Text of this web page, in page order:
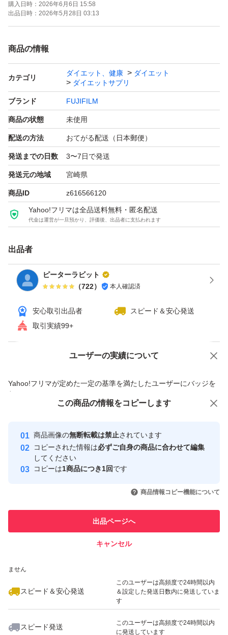
お値段下げは、申し訳ありませんが、
お受けしておりません。
購入日時： 2026年6月6日 15:58
出品日時： 2026年5月28日 03:13
商品の情報
カテゴリ
ダイエット、健康
ダイエット
ダイエットサプリ
ブランド FUJIFILM
商品の状態 未使用
配送の方法 おてがる配送（日本郵便）
発送までの日数 3〜7日で発送
発送元の地域 宮崎県
商品ID z616566120
Yahoo!フリマは全品送料無料・匿名配送
代金は運営が一旦預かり、評価後、出品者に支払われます
出品者
ピーターラビット
（722） 本人確認済
安心取引出品者
スピード＆安心発送
取引実績99+
ユーザーの実績について
Yahoo!フリマが定めた一定の基準を満たしたユーザーにバッジを
付与しています
安心取引出品者
心・安全なユーザーです
取引実績
引を完了させた実績があります
での取引実績があります
ません
スピード＆安心発送
このユーザーは高頻度で24時間以内
＆設定した発送日数内に発送していま
す
スピード発送
このユーザーは高頻度で24時間以内
に発送しています
価格の相談 商品への質問
この商品の情報をコピーします
商品画像の無断転載は禁止されています
コピーされた情報は必ずご自身の商品に合わせて編集
してください
コピーは1商品につき1回です
商品情報コピー機能について
出品ページへ
キャンセル
この商品をみている人にオススメ